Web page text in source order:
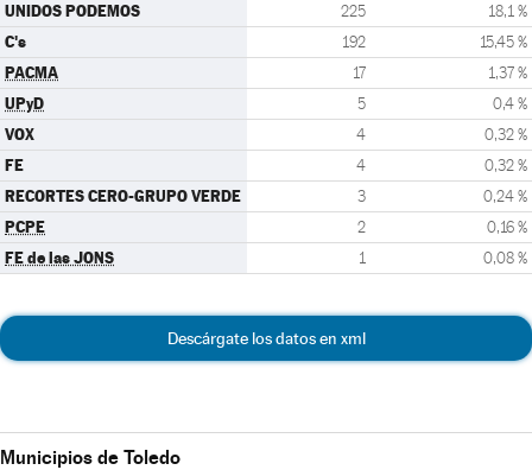
UNIDOS PODEMOS 225 18,1 %
C's 192 15,45 %
PACMA 17 1,37 %
UPyD 5 0,4 %
VOX 4 0,32 %
FE 4 0,32 %
RECORTES CERO-GRUPO VERDE 3 0,24 %
PCPE 2 0,16 %
FE de las JONS 1 0,08 %
Descárgate los datos en xml
Municipios de Toledo